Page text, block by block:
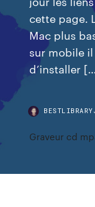
cette page.
Mac plus
sur mobile
d’installer
Graveur cd